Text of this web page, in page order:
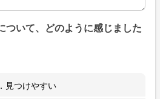
ついて、どのように感じました
見つけやすい